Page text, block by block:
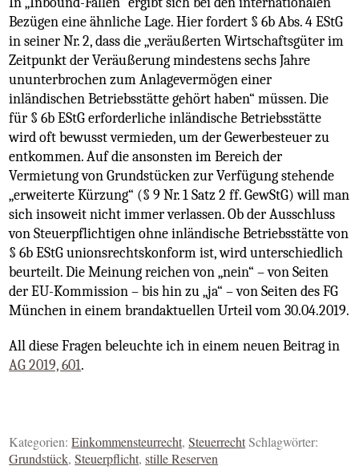
Bezügen eine ähnliche Lage. Hier fordert § 6b Abs. 4 EStG
in seiner Nr. 2, dass die „veräußerten Wirtschaftsgüter im
Zeitpunkt der Veräußerung mindestens sechs Jahre
ununterbrochen zum Anlagevermögen einer
inländischen Betriebsstätte gehört haben“ müssen. Die
für § 6b EStG erforderliche inländische Betriebsstätte
wird oft bewusst vermieden, um der Gewerbesteuer zu
entkommen. Auf die ansonsten im Bereich der
Vermietung von Grundstücken zur Verfügung stehende
„erweiterte Kürzung“ (§ 9 Nr. 1 Satz 2 ff. GewStG) will man
sich insoweit nicht immer verlassen. Ob der Ausschluss
von Steuerpflichtigen ohne inländische Betriebsstätte von
§ 6b EStG unionsrechtskonform ist, wird unterschiedlich
beurteilt. Die Meinung reichen von „nein“ – von Seiten
der EU-Kommission – bis hin zu „ja“ – von Seiten des FG
München in einem brandaktuellen Urteil vom 30.04.2019.
All diese Fragen beleuchte ich in einem neuen Beitrag in
AG 2019, 601.
Kategorien:Einkommensteurrecht,SteuerrechtSchlagwörter:
Grundstück,Steuerpflicht,stille Reserven